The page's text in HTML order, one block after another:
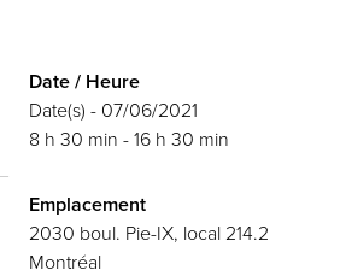
Date / Heure
Date(s) - 07/06/2021
8 h 30 min - 16 h 30 min
Emplacement
2030 boul. Pie-IX, local 214.2
Montréal